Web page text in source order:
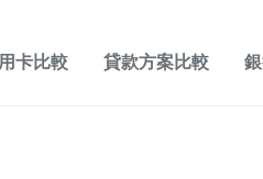
卡比較 貸款方案比較